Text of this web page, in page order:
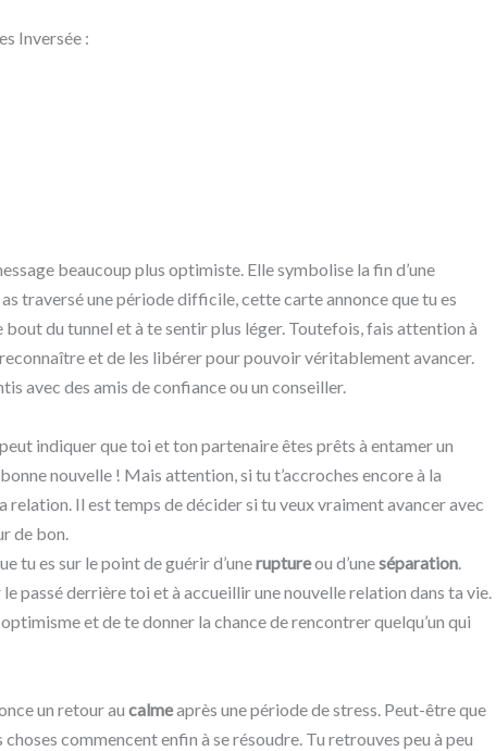
Inversée :
beaucoup plus optimiste. Elle symbolise la fin d’une
traversé une période difficile, cette carte annonce que tu es
du tunnel et à te sentir plus léger. Toutefois, fais attention à
et de les libérer pour pouvoir véritablement avancer.
avec des amis de confiance ou un conseiller.
indiquer que toi et ton partenaire êtes prêts à entamer un
bonne nouvelle ! Mais attention, si tu t’accroches encore à la
Il est temps de décider si tu veux vraiment avancer avec
de bon.
tu es sur le point de guérir d’uneruptureou d’uneséparation.
passé derrière toi et à accueillir une nouvelle relation dans ta vie.
et de te donner la chance de rencontrer quelqu’un qui
un retour au calmeaprès une période de stress. Peut-être que
commencent enfin à se résoudre. Tu retrouves peu à peu